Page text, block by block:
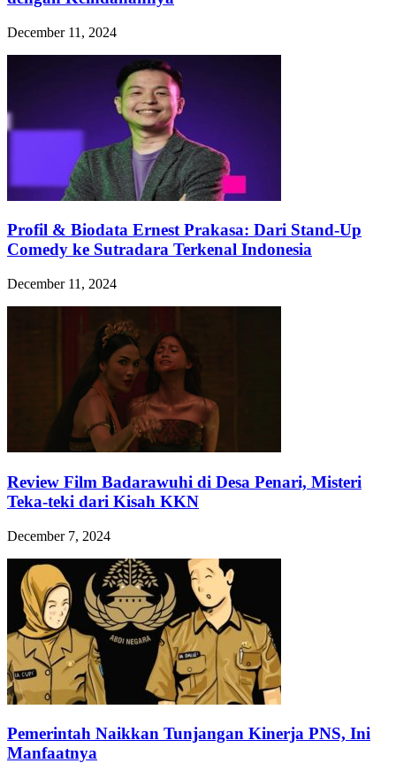
December 11, 2024
Profil & Biodata Ernest Prakasa: Dari Stand-Up
Comedy ke Sutradara Terkenal Indonesia
December 11, 2024
Review Film Badarawuhi di Desa Penari, Misteri
Teka-teki dari Kisah KKN
December 7, 2024
Pemerintah Naikkan Tunjangan Kinerja PNS, Ini
Manfaatnya